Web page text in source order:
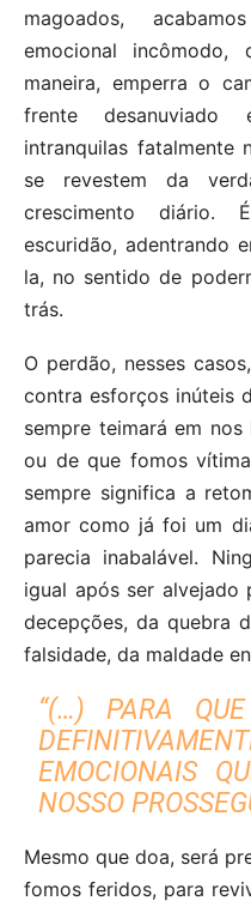
magoados,
emocional
maneira, emperra o
frente
intranquilas fatalmente
se revestem da
crescimento diário.
escuridão, adentrando
la, no sentido de
trás.
O perdão, nesses
contra esforços inúteis
sempre teimará em
ou de que fomos
sempre significa a
amor como já foi um
parecia inabalável.
igual após ser alvejado
decepções, da quebra
falsidade, da maldade
“(…) PARA
EMOCIONAIS
NOSSO
Mesmo que doa, será
fomos feridos, para